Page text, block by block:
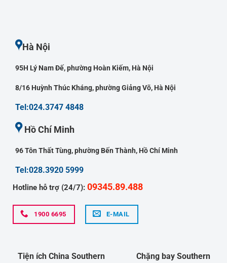
Hà Nội
95H Lý Nam Đế, phường Hoàn Kiếm, Hà Nội
8/16 Huỳnh Thúc Kháng, phường Giảng Võ, Hà Nội
Tel:024.3747 4848
Hồ Chí Minh
96 Tôn Thất Tùng, phường Bến Thành, Hồ Chí Minh
Tel:028.3920 5999
Hotline hỗ trợ (24/7): 09345.89.488
1900 6695 E-MAIL
Tiện ích China Southern
Chặng bay Southern